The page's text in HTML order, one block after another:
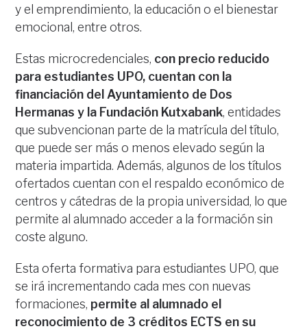
y el emprendimiento, la educación o el bienestar
emocional, entre otros.
Estas microcredenciales, con precio reducido
para estudiantes UPO, cuentan con la
financiación del Ayuntamiento de Dos
Hermanas y la Fundación Kutxabank, entidades
que subvencionan parte de la matrícula del título,
que puede ser más o menos elevado según la
materia impartida. Además, algunos de los títulos
ofertados cuentan con el respaldo económico de
centros y cátedras de la propia universidad, lo que
permite al alumnado acceder a la formación sin
coste alguno.
Esta oferta formativa para estudiantes UPO, que
se irá incrementando cada mes con nuevas
formaciones, permite al alumnado el
reconocimiento de 3 créditos ECTS en su